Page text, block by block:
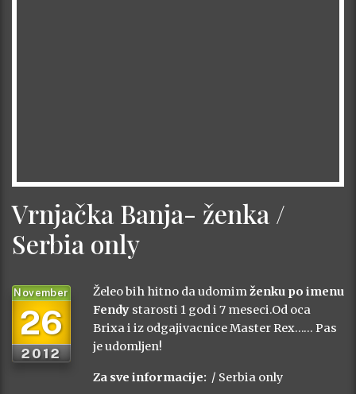
Vrnjačka Banja- ženka /
Serbia only
26
November
2012
Želeo bih hitno da udomim ženku po imenu
Fendy starosti 1 god i 7 meseci.Od oca
Brixa i iz odgajivacnice Master Rex…… Pas
je udomljen!
Za sve informacije: / Serbia only